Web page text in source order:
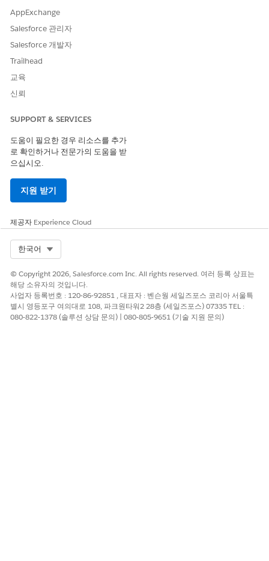
이 기사를 통해 문제를 해결했습니까?
AppExchange
Salesforce 관리자
Salesforce 개발자
Trailhead
교육
신뢰
SUPPORT & SERVICES
도움이 필요한 경우 리소스를 추가
로 확인하거나 전문가의 도움을 받
으십시오.
지원 받기
제공자 Experience Cloud
한국어
© Copyright 2026, Salesforce.com Inc. All rights reserved. 여러 등록 상표는
해당 소유자의 것입니다.
사업자 등록번호 : 120-86-92851 , 대표자 : 벤슨웡 세일즈포스 코리아 서울특
별시 영등포구 여의대로 108, 파크원타워2 28층 (세일즈포스) 07335 TEL :
080-822-1378 (솔루션 상담 문의) | 080-805-9651 (기술 지원 문의)